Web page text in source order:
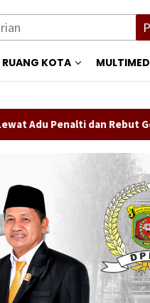
RUANG KOTA
dan Rebut Gelar Piala